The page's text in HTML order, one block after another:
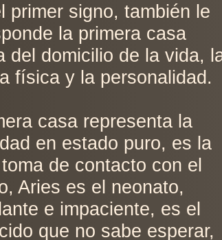
primer signo, también le
la primera casa
del domicilio de la vida,
física y la personalidad.
casa representa la
en estado puro, es la
de contacto con el
Aries es el neonato,
e impaciente, es el
que no sabe esperar,